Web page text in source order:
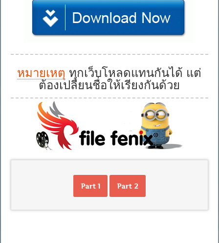
หมายเหตุ ทุกเว็บโหลดแทนกันได้ แต่
ต้องเปลี่ยนชื่อให้เรียงกันด้วย
Part 1 Part 2